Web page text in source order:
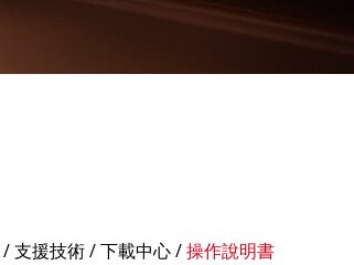
/支援技術/ 下載中心 /操作說明書